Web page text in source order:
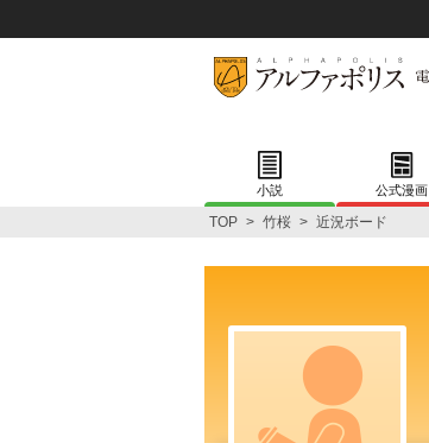
小説 公式漫画
TOP > 竹桜 > 近況ボード